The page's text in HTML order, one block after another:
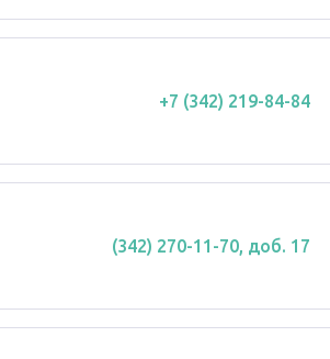
+7 (342) 219-84-84
(342) 270-11-70, доб. 17